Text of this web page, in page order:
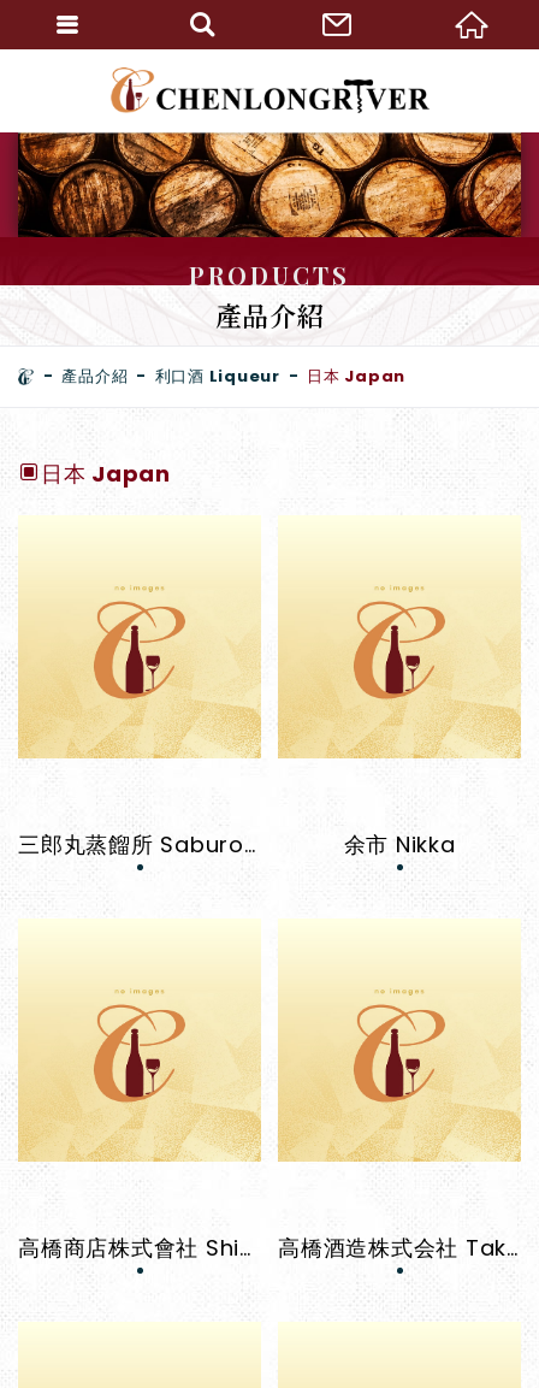
PRODUCTS
產品介紹
產品介紹 利口酒 Liqueur 日本 Japan
日本 Japan
三郎丸蒸餾所 Saburomaru 余市 Nikka
高橋商店株式會社 Shigemasu 高橋酒造株式会社 Takahashi Shuzo